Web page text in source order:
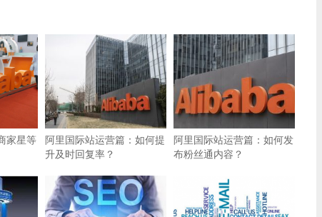
家星等 阿里国际站运营篇：如何提
升及时回复率？
阿里国际站运营篇：如何发
布粉丝通内容？